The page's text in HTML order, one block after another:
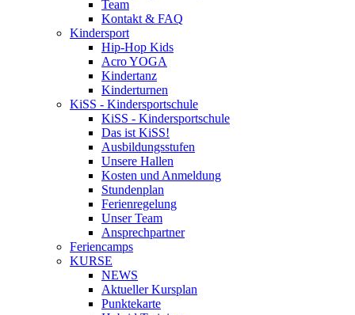
Team
Kontakt & FAQ
Kindersport
Hip-Hop Kids
Acro YOGA
Kindertanz
Kinderturnen
KiSS - Kindersportschule
KiSS - Kindersportschule
Das ist KiSS!
Ausbildungsstufen
Unsere Hallen
Kosten und Anmeldung
Stundenplan
Ferienregelung
Unser Team
Ansprechpartner
Feriencamps
KURSE
NEWS
Aktueller Kursplan
Punktekarte